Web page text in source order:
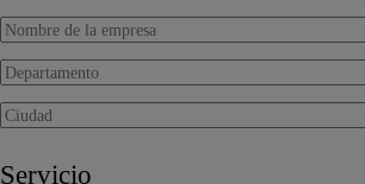
Servicio